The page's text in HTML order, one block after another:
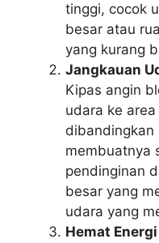
tinggi, cocok
besar atau
yang kurang
Jangkauan
Kipas angin
udara ke
dibandingkan
membuatnya
pendinginan
besar yang
udara yang
Hemat Energi